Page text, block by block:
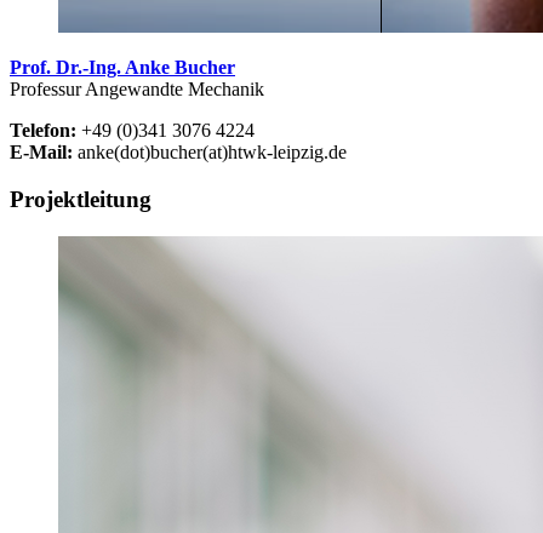
Prof. Dr.-Ing. Anke Bucher
Professur Angewandte Mechanik
Telefon: +49 (0)341 3076 4224
E-Mail: anke(dot)bucher(at)htwk-leipzig.de
Projektleitung